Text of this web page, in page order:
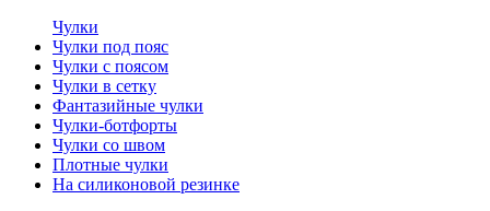
Чулки
Чулки под пояс
Чулки с поясом
Чулки в сетку
Фантазийные чулки
Чулки-ботфорты
Чулки со швом
Плотные чулки
На силиконовой резинке